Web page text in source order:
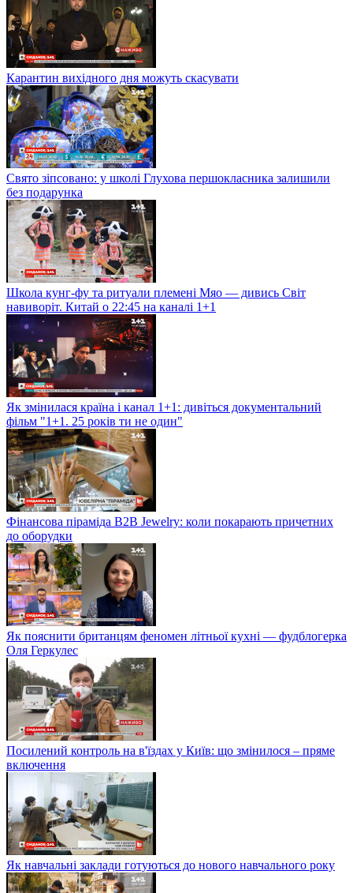
Карантин вихідного дня можуть скасувати
Свято зіпсовано: у школі Глухова першокласника залишили
без подарунка
Школа кунг-фу та ритуали племені Мяо — дивись Світ
навиворіт. Китай о 22:45 на каналі 1+1
Як змінилася країна і канал 1+1: дивіться документальний
фільм "1+1. 25 років ти не один"
Фінансова піраміда B2B Jewelry: коли покарають причетних
до оборудки
Як пояснити британцям феномен літньої кухні — фудблогерка
Оля Геркулес
Посилений контроль на в'їздах у Київ: що змінилося – пряме
включення
Як навчальні заклади готуються до нового навчального року